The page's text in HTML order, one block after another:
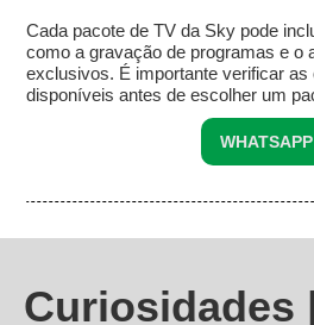
Cada pacote de TV da Sky pode
como a gravação de programas e o
exclusivos. É importante verificar as
disponíveis antes de escolher um
WHATSAPP
Curiosidades